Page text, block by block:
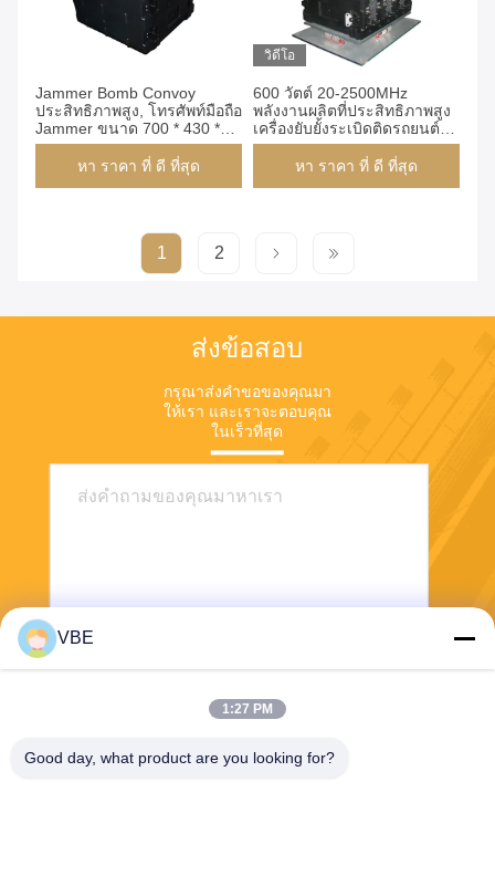
Jammer Bomb Convoy
ประสิทธิภาพสูง, โทรศัพท์มือถือ
Jammer ขนาด 700 * 430 *
430 มม
หา ราคา ที่ ดี ที่สุด
วิดีโอ
600 วัตต์ 20-2500MHz
พลังงานผลิตที่ประสิทธิภาพสูง
เครื่องยับยั้งระเบิดติดรถยนต์
สําหรับการป้องกันคณะทหาร
หา ราคา ที่ ดี ที่สุด
1 2
ส่งข้อสอบ
กรุณาส่งคําขอของคุณมา
ให้เรา และเราจะตอบคุณ
ในเร็วที่สุด
VBE
1:27 PM
Good day, what product are you looking for?